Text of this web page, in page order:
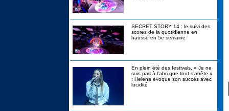
SECRET STORY 14 : le suivi des
scores de la quotidienne en
hausse en 5e semaine
En plein été des festivals, « Je ne
suis pas à l'abri que tout s'arrête »
: Helena évoque son succès avec
lucidité